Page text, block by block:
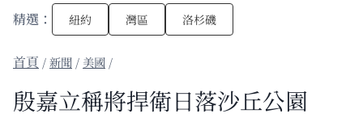
精選： 紐約 灣區 洛杉磯
/新聞 / 美國 /
殷嘉立稱將捍衛日落沙丘公園